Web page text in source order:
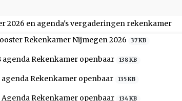
2026 en agenda's vergaderingen rekenkamer
Rekenkamer Nijmegen 2026 37 KB
agenda Rekenkamer openbaar 138 KB
agenda Rekenkamer openbaar 135 KB
Agenda Rekenkamer openbaar 134 KB